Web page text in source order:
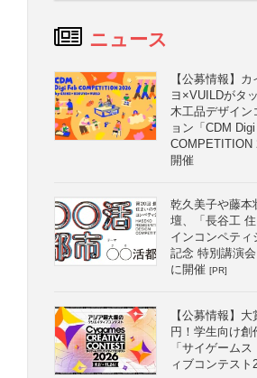
ニュース
【公募情報】
ヨ×VUILDがタ
木工品デザイン
ョン「CDM
COMPETITION
開催
乾久美子や藤本
壇、「長谷工
インコンペティ
記念 特別講演
に開催 [PR]
【公募情報】
円！学生向け創
「サイゲーム
ィブコンテスト